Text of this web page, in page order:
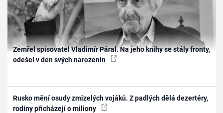
Zemřel spisovatel Vladimír Páral. Na jeho knihy se stály fronty,
odešel v den svých narozenin
Rusko mění osudy zmizelých vojáků. Z padlých dělá dezertéry,
rodiny přicházejí o miliony